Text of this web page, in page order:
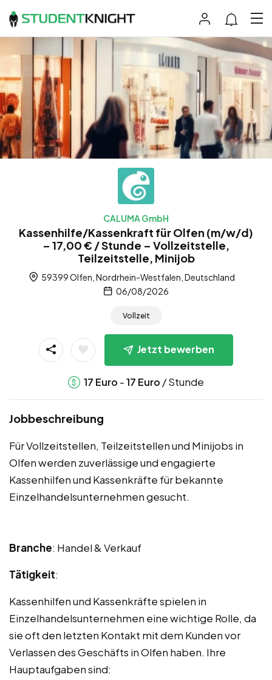
CALUMA GmbH
Kassenhilfe/Kassenkraft für Olfen (m/w/d)
– 17,00 € / Stunde – Vollzeitstelle,
Teilzeitstelle, Minijob
59399 Olfen, Nordrhein-Westfalen, Deutschland
06/08/2026
Vollzeit
Jetzt bewerben
17 Euro -17 Euro / Stunde
Jobbeschreibung
Für Vollzeitstellen, Teilzeitstellen und Minijobs in
Olfen werden zuverlässige und engagierte
Kassenhilfen und Kassenkräfte für bekannte
Einzelhandelsunternehmen gesucht.
Branche: Handel & Verkauf
Tätigkeit:
Kassenhilfen und Kassenkräfte spielen in
Einzelhandelsunternehmen eine wichtige Rolle, da
sie oft den letzten Kontakt mit dem Kunden vor
Verlassen des Geschäfts in Olfen haben. Ihre
Hauptaufgaben sind: